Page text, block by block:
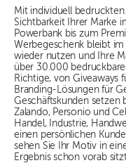
Mit individuell
Sichtbarkeit Ihrer Marke
Powerbank bis zum
Werbegeschenk bleibt
wieder nutzen und Ihre
über 30.000
Richtige, von Giveaways
Branding-Lösungen für
Geschäftskunden setzen
Zalando, Personio und
Handel, Industrie,
einen persönlichen
sehen Sie Ihr Motiv in
Ergebnis schon vorab